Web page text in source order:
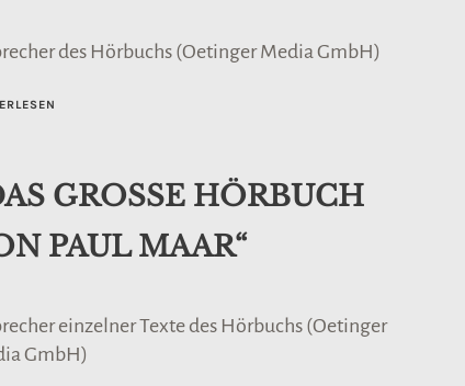
des Hörbuchs (Oetinger Media GmbH)
GROSSE HÖRBUCH
PAUL MAAR“
einzelner Texte des Hörbuchs (Oetinger
GmbH)